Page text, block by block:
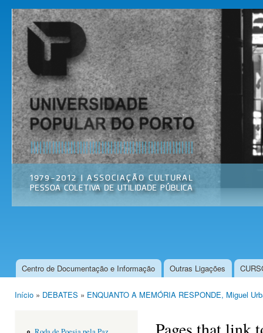
Universidade
Popular do
Porto
Associação
Cultural
Menu principal
Centro de Documentação e Informação Outras Ligações
Início » DEBATES » ENQUANTO A MEMÓRIA RESPONDE, Miguel